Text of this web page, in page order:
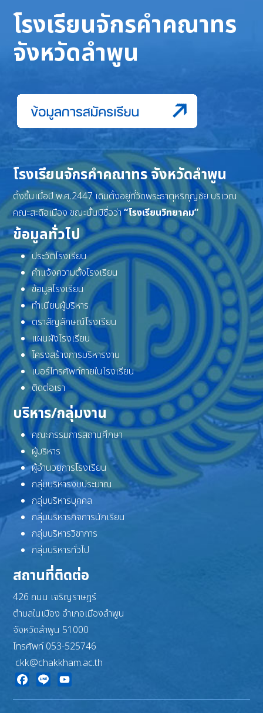
โรงเรียนจักรคำคณาทร
จังหวัดลำพูน
โรงเรียนจักรคำคณาทร จังหวัดลำพูน
ตั้งขึ้นเมื่อปี พ.ศ.2447 เดิมตั้งอยู่ที่วัดพระธาตุหริภุญชัย บริเวณ
คณะสะดือเมือง ขณะนั้นมีชื่อว่า“โรงเรียนวิทยาคม”
ข้อมูลทั่วไป
ประวัติโรงเรียน
คำแจ้งความตั้งโรงเรียน
ข้อมูลโรงเรียน
ทำเนียบผู้บริหาร
ตราสัญลักษณ์โรงเรียน
แผนผังโรงเรียน
โครงสร้างการบริหารงาน
เบอร์โทรศัพท์ภายในโรงเรียน
ติดต่อเรา
บริหาร/กลุ่มงาน
คณะกรรมการสถานศึกษา
ผู้บริหาร
ผู้อำนวยการโรงเรียน
กลุ่มบริหารงบประมาณ
กลุ่มบริหารบุคคล
กลุ่มบริหารกิจการนักเรียน
กลุ่มบริหารวิชาการ
กลุ่มบริหารทั่วไป
สถานที่ติดต่อ
426 ถนน เจริญราษฎร์
ตำบลในเมือง อำเภอเมืองลำพูน
จังหวัดลำพูน 51000
โทรศัพท์ 053-525746
ckk@chakkham.ac.th